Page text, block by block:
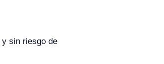
sin riesgo de